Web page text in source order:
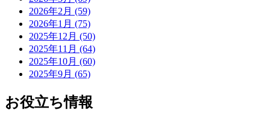
2026年2月 (59)
2026年1月 (75)
2025年12月 (50)
2025年11月 (64)
2025年10月 (60)
2025年9月 (65)
お役立ち情報